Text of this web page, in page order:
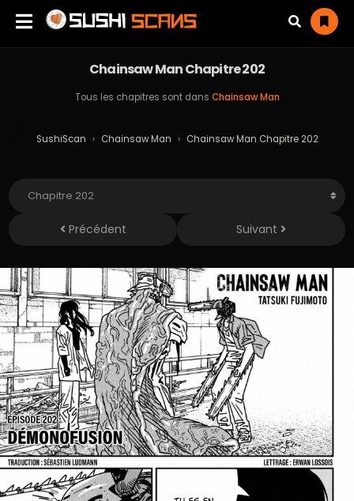
Chainsaw Man Chapitre 202
Tous les chapitres sont dans Chainsaw Man
SushiScan › Chainsaw Man › Chainsaw Man Chapitre 202
Précédent Suivant